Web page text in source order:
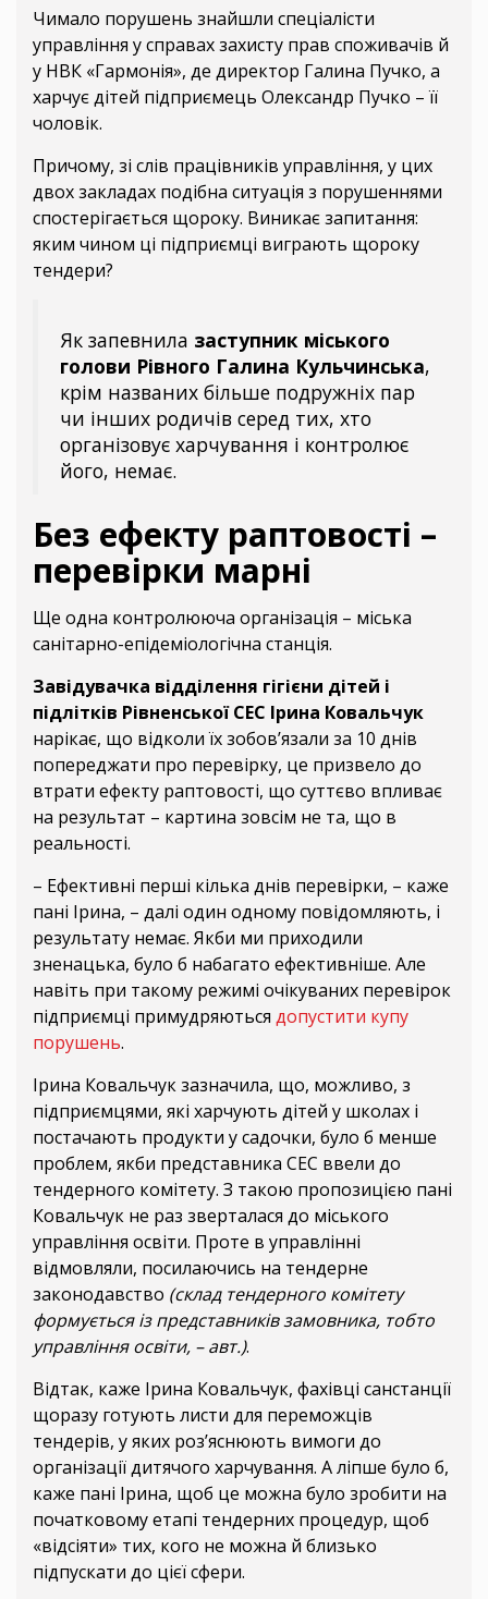
Чимало порушень знайшли спеціалісти
управління у справах захисту прав споживачів й
у НВК «Гармонія», де директор Галина Пучко, а
харчує дітей підприємець Олександр Пучко – її
чоловік.
Причому, зі слів працівників управління, у цих
двох закладах подібна ситуація з порушеннями
спостерігається щороку. Виникає запитання:
яким чином ці підприємці виграють щороку
тендери?
Як запевнила заступник міського
голови Рівного Галина Кульчинська,
крім названих більше подружніх пар
чи інших родичів серед тих, хто
організовує харчування і контролює
його, немає.
Без ефекту раптовості –
перевірки марні
Ще одна контролююча організація – міська
санітарно-епідеміологічна станція.
Завідувачка відділення гігієни дітей і
підлітків Рівненської СЕС Ірина Ковальчук
нарікає, що відколи їх зобов’язали за 10 днів
попереджати про перевірку, це призвело до
втрати ефекту раптовості, що суттєво впливає
на результат – картина зовсім не та, що в
реальності.
– Ефективні перші кілька днів перевірки, – каже
пані Ірина, – далі один одному повідомляють, і
результату немає. Якби ми приходили
зненацька, було б набагато ефективніше. Але
навіть при такому режимі очікуваних перевірок
підприємці примудряються допустити купу
порушень.
Ірина Ковальчук зазначила, що, можливо, з
підприємцями, які харчують дітей у школах і
постачають продукти у садочки, було б менше
проблем, якби представника СЕС ввели до
тендерного комітету. З такою пропозицією пані
Ковальчук не раз зверталася до міського
управління освіти. Проте в управлінні
відмовляли, посилаючись на тендерне
законодавство (склад тендерного комітету
формується із представників замовника, тобто
управління освіти, – авт.).
Відтак, каже Ірина Ковальчук, фахівці санстанції
щоразу готують листи для переможців
тендерів, у яких роз’яснюють вимоги до
організації дитячого харчування. А ліпше було б,
каже пані Ірина, щоб це можна було зробити на
початковому етапі тендерних процедур, щоб
«відсіяти» тих, кого не можна й близько
підпускати до цієї сфери.